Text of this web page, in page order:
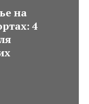
на
4